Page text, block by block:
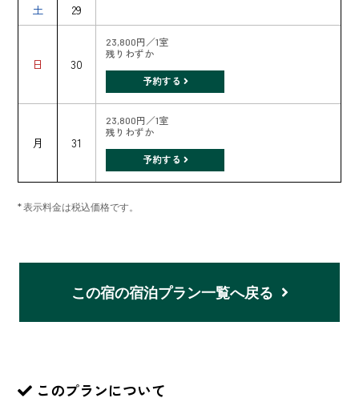
土
29
日 30
23,800円／1室
残りわずか
予約する
月 31
23,800円／1室
残りわずか
予約する
* 表示料金は税込価格です。
この宿の宿泊プラン一覧へ戻る
このプランについて